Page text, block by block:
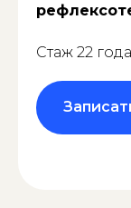
Стаж 22 года